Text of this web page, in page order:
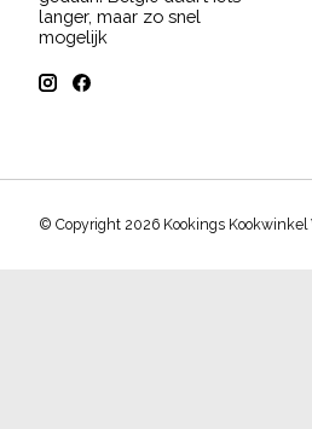
langer, maar zo snel
mogelijk
© Copyright 2026 Kookings Kookwinkel